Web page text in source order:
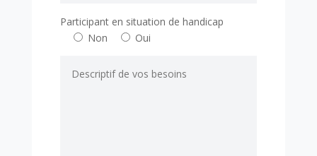
Participant en situation de handicap
Non
Oui